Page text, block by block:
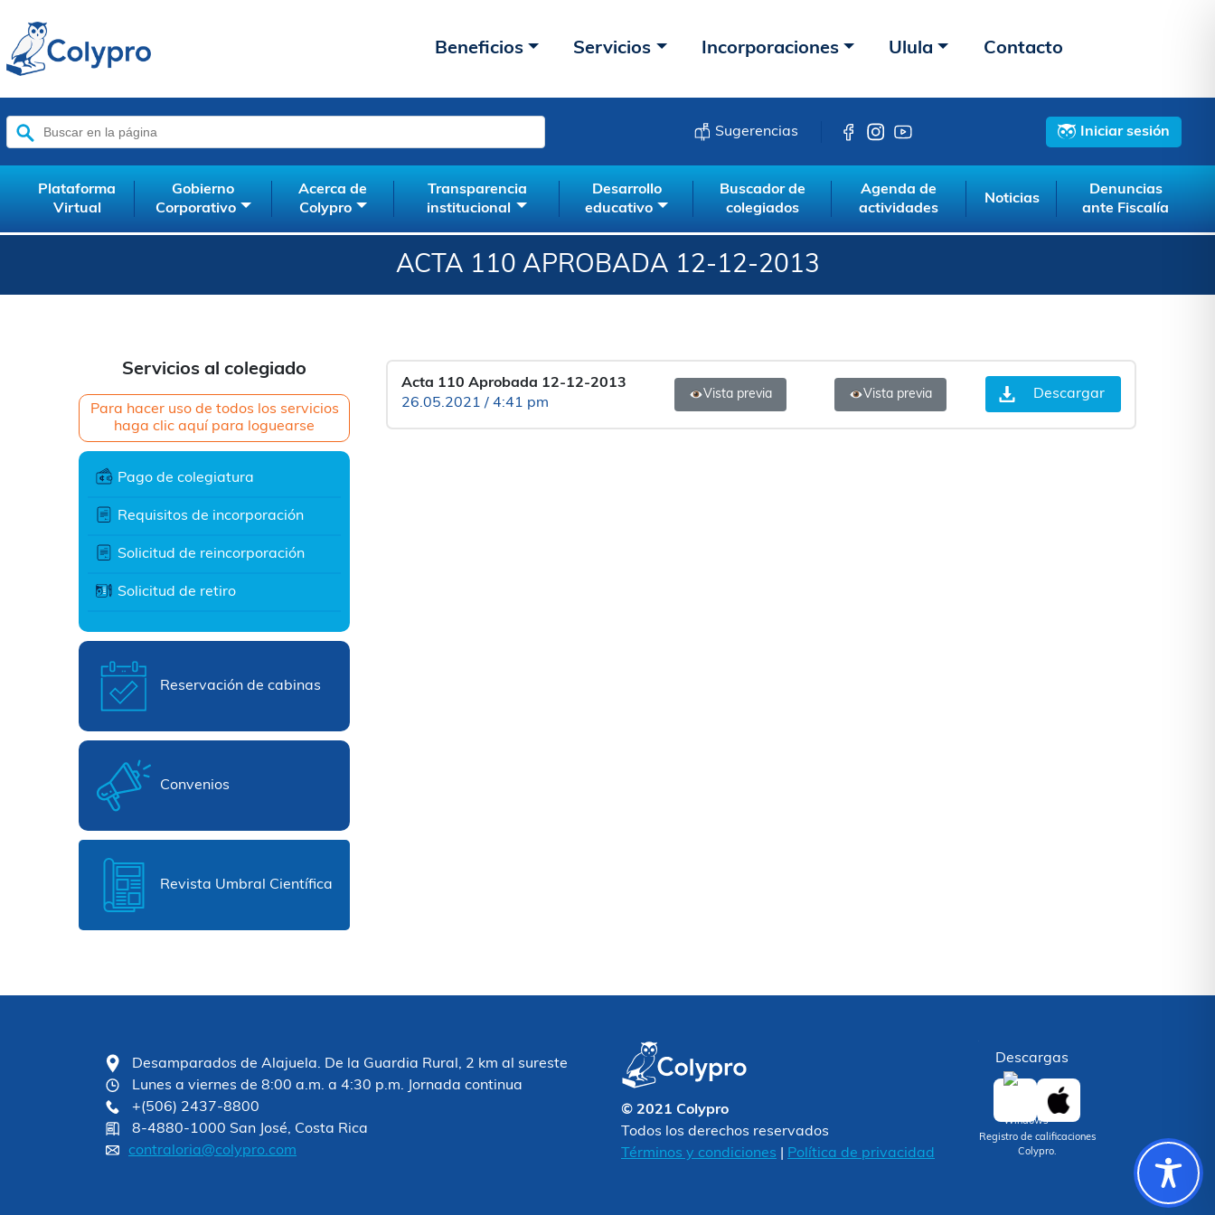
Beneficios Servicios Incorporaciones Ulula Contacto
Buscar:
Sugerencias Iniciar sesión
Plataforma
Virtual
Gobierno
Corporativo
Acerca de
Colypro
Transparencia
institucional
Desarrollo
educativo
Buscador de
colegiados
Agenda de
actividades
Noticias
Denuncias
ante Fiscalía
ACTA 110 APROBADA 12-12-2013
Servicios al colegiado
Para hacer uso de todos los servicios
haga clic aquí para loguearse
Pago de colegiatura
Requisitos de incorporación
Solicitud de reincorporación
Solicitud de retiro
Reservación de cabinas
Convenios
Revista Umbral Científica
Acta 110 Aprobada 12-12-2013
26.05.2021 / 4:41 pm
Vista previa Vista previa Descargar
Desamparados de Alajuela. De la Guardia Rural, 2 km al sureste
Lunes a viernes de 8:00 a.m. a 4:30 p.m. Jornada continua
+(506) 2437-8800
8-4880-1000 San José, Costa Rica
contraloria@colypro.com
© 2021 Colypro
Todos los derechos reservados
Términos y condiciones
Política de privacidad
Descargas
Registro de calificaciones
Colypro.